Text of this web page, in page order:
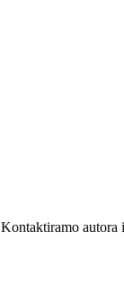
Kontaktiramo